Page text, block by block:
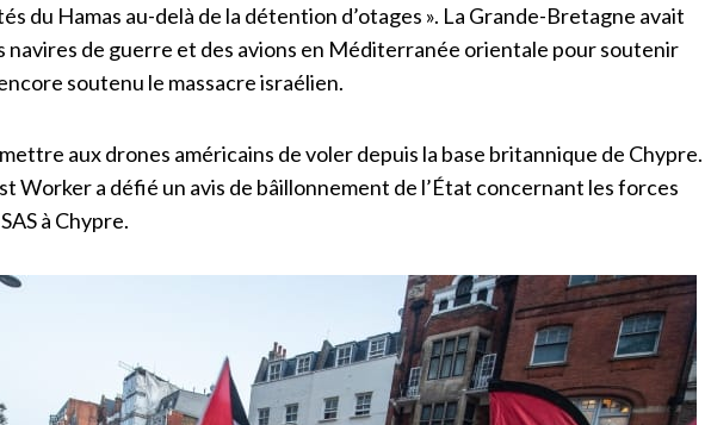
du Hamas au-delà de la détention d’otages ». La Grande-Bretagne avait
navires de guerre et des avions en Méditerranée orientale pour soutenir
soutenu le massacre israélien.
aux drones américains de voler depuis la base britannique de Chypre.
Worker a défié un avis de bâillonnement de l’État concernant les forces
à Chypre.